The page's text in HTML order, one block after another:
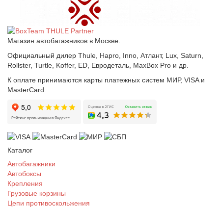
Магазин автобагажников в Москве.
Официальный дилер Thule, Hapro, Inno, Атлант, Lux, Saturn,
Rollster, Turtle, Koffer, ED, Евродеталь, MaxBox Pro и др.
К оплате принимаются карты платежных систем МИР, VISA и
MasterCard.
Каталог
Автобагажники
Автобоксы
Крепления
Грузовые корзины
Цепи противоскольжения